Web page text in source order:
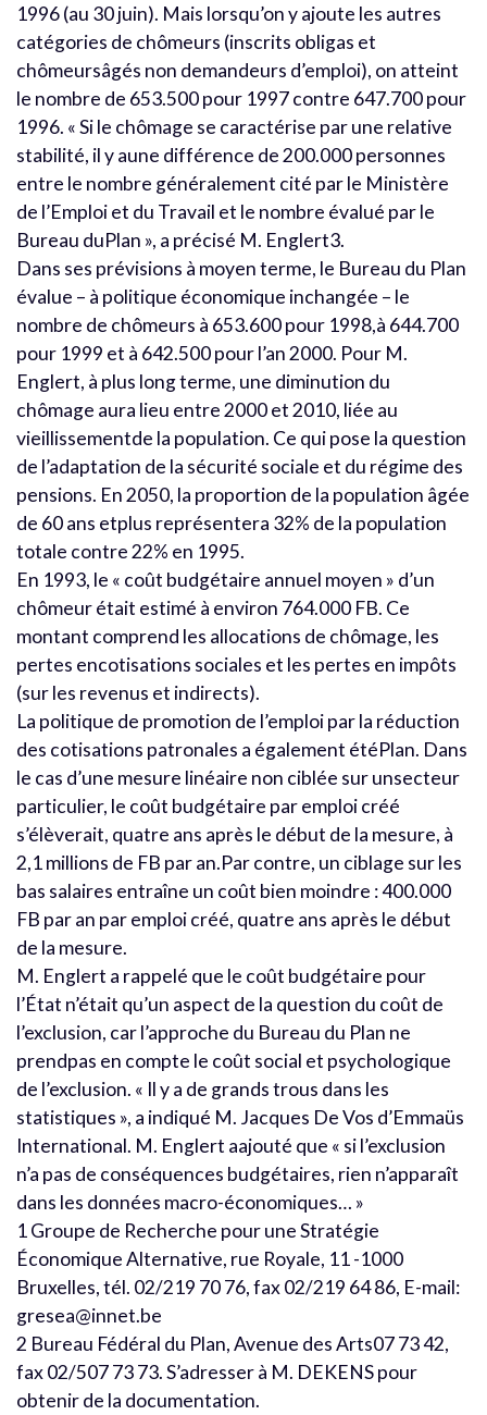
1996 (au 30 juin). Mais lorsqu’on y ajoute les autres
catégories de chômeurs (inscrits obligas et
chômeursâgés non demandeurs d’emploi), on atteint
le nombre de 653.500 pour 1997 contre 647.700 pour
1996. « Si le chômage se caractérise par une relative
stabilité, il y aune différence de 200.000 personnes
entre le nombre généralement cité par le Ministère
de l’Emploi et du Travail et le nombre évalué par le
Bureau duPlan », a précisé M. Englert3.
Dans ses prévisions à moyen terme, le Bureau du Plan
évalue – à politique économique inchangée – le
nombre de chômeurs à 653.600 pour 1998,à 644.700
pour 1999 et à 642.500 pour l’an 2000. Pour M.
Englert, à plus long terme, une diminution du
chômage aura lieu entre 2000 et 2010, liée au
vieillissementde la population. Ce qui pose la question
de l’adaptation de la sécurité sociale et du régime des
pensions. En 2050, la proportion de la population âgée
de 60 ans etplus représentera 32% de la population
totale contre 22% en 1995.
En 1993, le « coût budgétaire annuel moyen » d’un
chômeur était estimé à environ 764.000 FB. Ce
montant comprend les allocations de chômage, les
pertes encotisations sociales et les pertes en impôts
(sur les revenus et indirects).
La politique de promotion de l’emploi par la réduction
des cotisations patronales a également étéPlan. Dans
le cas d’une mesure linéaire non ciblée sur unsecteur
particulier, le coût budgétaire par emploi créé
s’élèverait, quatre ans après le début de la mesure, à
2,1 millions de FB par an.Par contre, un ciblage sur les
bas salaires entraîne un coût bien moindre : 400.000
FB par an par emploi créé, quatre ans après le début
de la mesure.
M. Englert a rappelé que le coût budgétaire pour
l’État n’était qu’un aspect de la question du coût de
l’exclusion, car l’approche du Bureau du Plan ne
prendpas en compte le coût social et psychologique
de l’exclusion. « Il y a de grands trous dans les
statistiques », a indiqué M. Jacques De Vos d’Emmaüs
International. M. Englert aajouté que « si l’exclusion
n’a pas de conséquences budgétaires, rien n’apparaît
dans les données macro-économiques… »
1 Groupe de Recherche pour une Stratégie
Économique Alternative, rue Royale, 11 -1000
Bruxelles, tél. 02/219 70 76, fax 02/219 64 86, E-mail:
gresea@innet.be
2 Bureau Fédéral du Plan, Avenue des Arts07 73 42,
fax 02/507 73 73. S’adresser à M. DEKENS pour
obtenir de la documentation.